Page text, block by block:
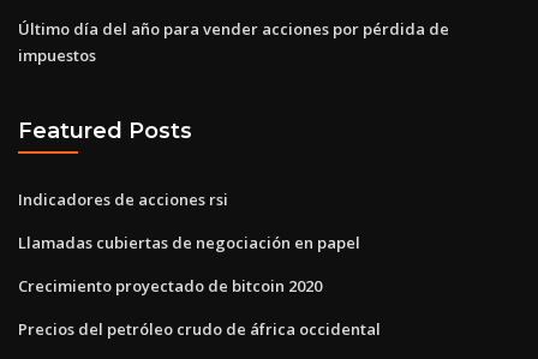
Último día del año para vender acciones por pérdida de
impuestos
Featured Posts
Indicadores de acciones rsi
Llamadas cubiertas de negociación en papel
Crecimiento proyectado de bitcoin 2020
Precios del petróleo crudo de áfrica occidental